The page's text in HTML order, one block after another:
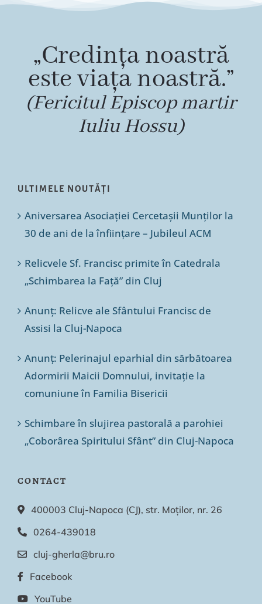
„Credința noastră
este viața noastră.”
(Fericitul Episcop martir
Iuliu Hossu)
ULTIMELE NOUTĂȚI
Aniversarea Asociației Cercetașii Munților la
30 de ani de la înființare – Jubileul ACM
Relicvele Sf. Francisc primite în Catedrala
„Schimbarea la Față” din Cluj
Anunț: Relicve ale Sfântului Francisc de
Assisi la Cluj-Napoca
Anunț: Pelerinajul eparhial din sărbătoarea
Adormirii Maicii Domnului, invitație la
comuniune în Familia Bisericii
Schimbare în slujirea pastorală a parohiei
„Coborârea Spiritului Sfânt” din Cluj-Napoca
CONTACT
400003 Cluj-Napoca (CJ), str. Moților, nr. 26
0264-439018
cluj-gherla@bru.ro
Facebook
YouTube